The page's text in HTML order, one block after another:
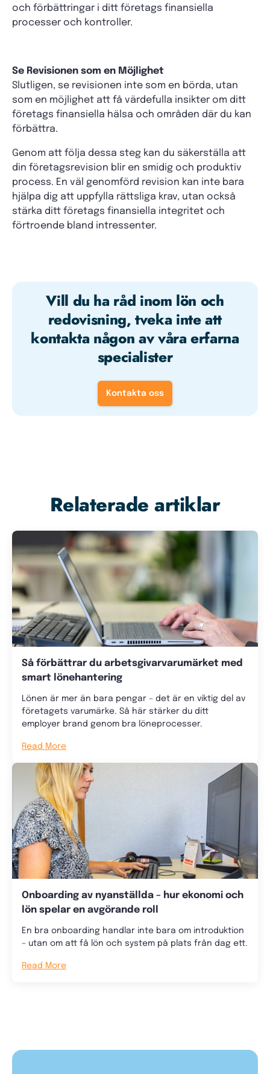
och förbättringar i ditt företags finansiella
processer och kontroller.
Se Revisionen som en Möjlighet
Slutligen, se revisionen inte som en börda, utan
som en möjlighet att få värdefulla insikter om ditt
företags finansiella hälsa och områden där du kan
förbättra.
Genom att följa dessa steg kan du säkerställa att
din företagsrevision blir en smidig och produktiv
process. En väl genomförd revision kan inte bara
hjälpa dig att uppfylla rättsliga krav, utan också
stärka ditt företags finansiella integritet och
förtroende bland intressenter.
Vill du ha råd inom lön och
redovisning, tveka inte att
kontakta någon av våra erfarna
specialister
Kontakta oss
Relaterade artiklar
Så förbättrar du arbetsgivarvarumärket med
smart lönehantering
Lönen är mer än bara pengar – det är en viktig del av
företagets varumärke. Så här stärker du ditt
employer brand genom bra löneprocesser.
Read More
Onboarding av nyanställda – hur ekonomi och
lön spelar en avgörande roll
En bra onboarding handlar inte bara om introduktion
– utan om att få lön och system på plats från dag ett.
Read More